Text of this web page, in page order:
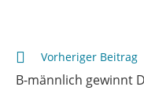
Weitere
Artikel
ansehen
Vorheriger Beitrag
B-männlich gewinnt